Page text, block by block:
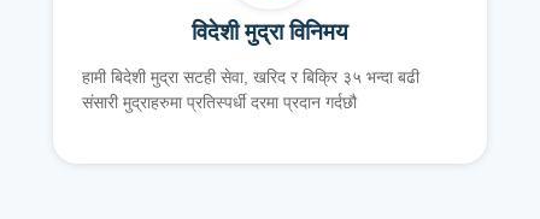
विदेशी मुद्रा विनिमय
हामी बिदेशी मुद्रा सटही सेवा, खरिद र बिक्रि ३५ भन्दा बढी
संसारी मुद्राहरुमा प्रतिस्पर्धी दरमा प्रदान गर्दछौ